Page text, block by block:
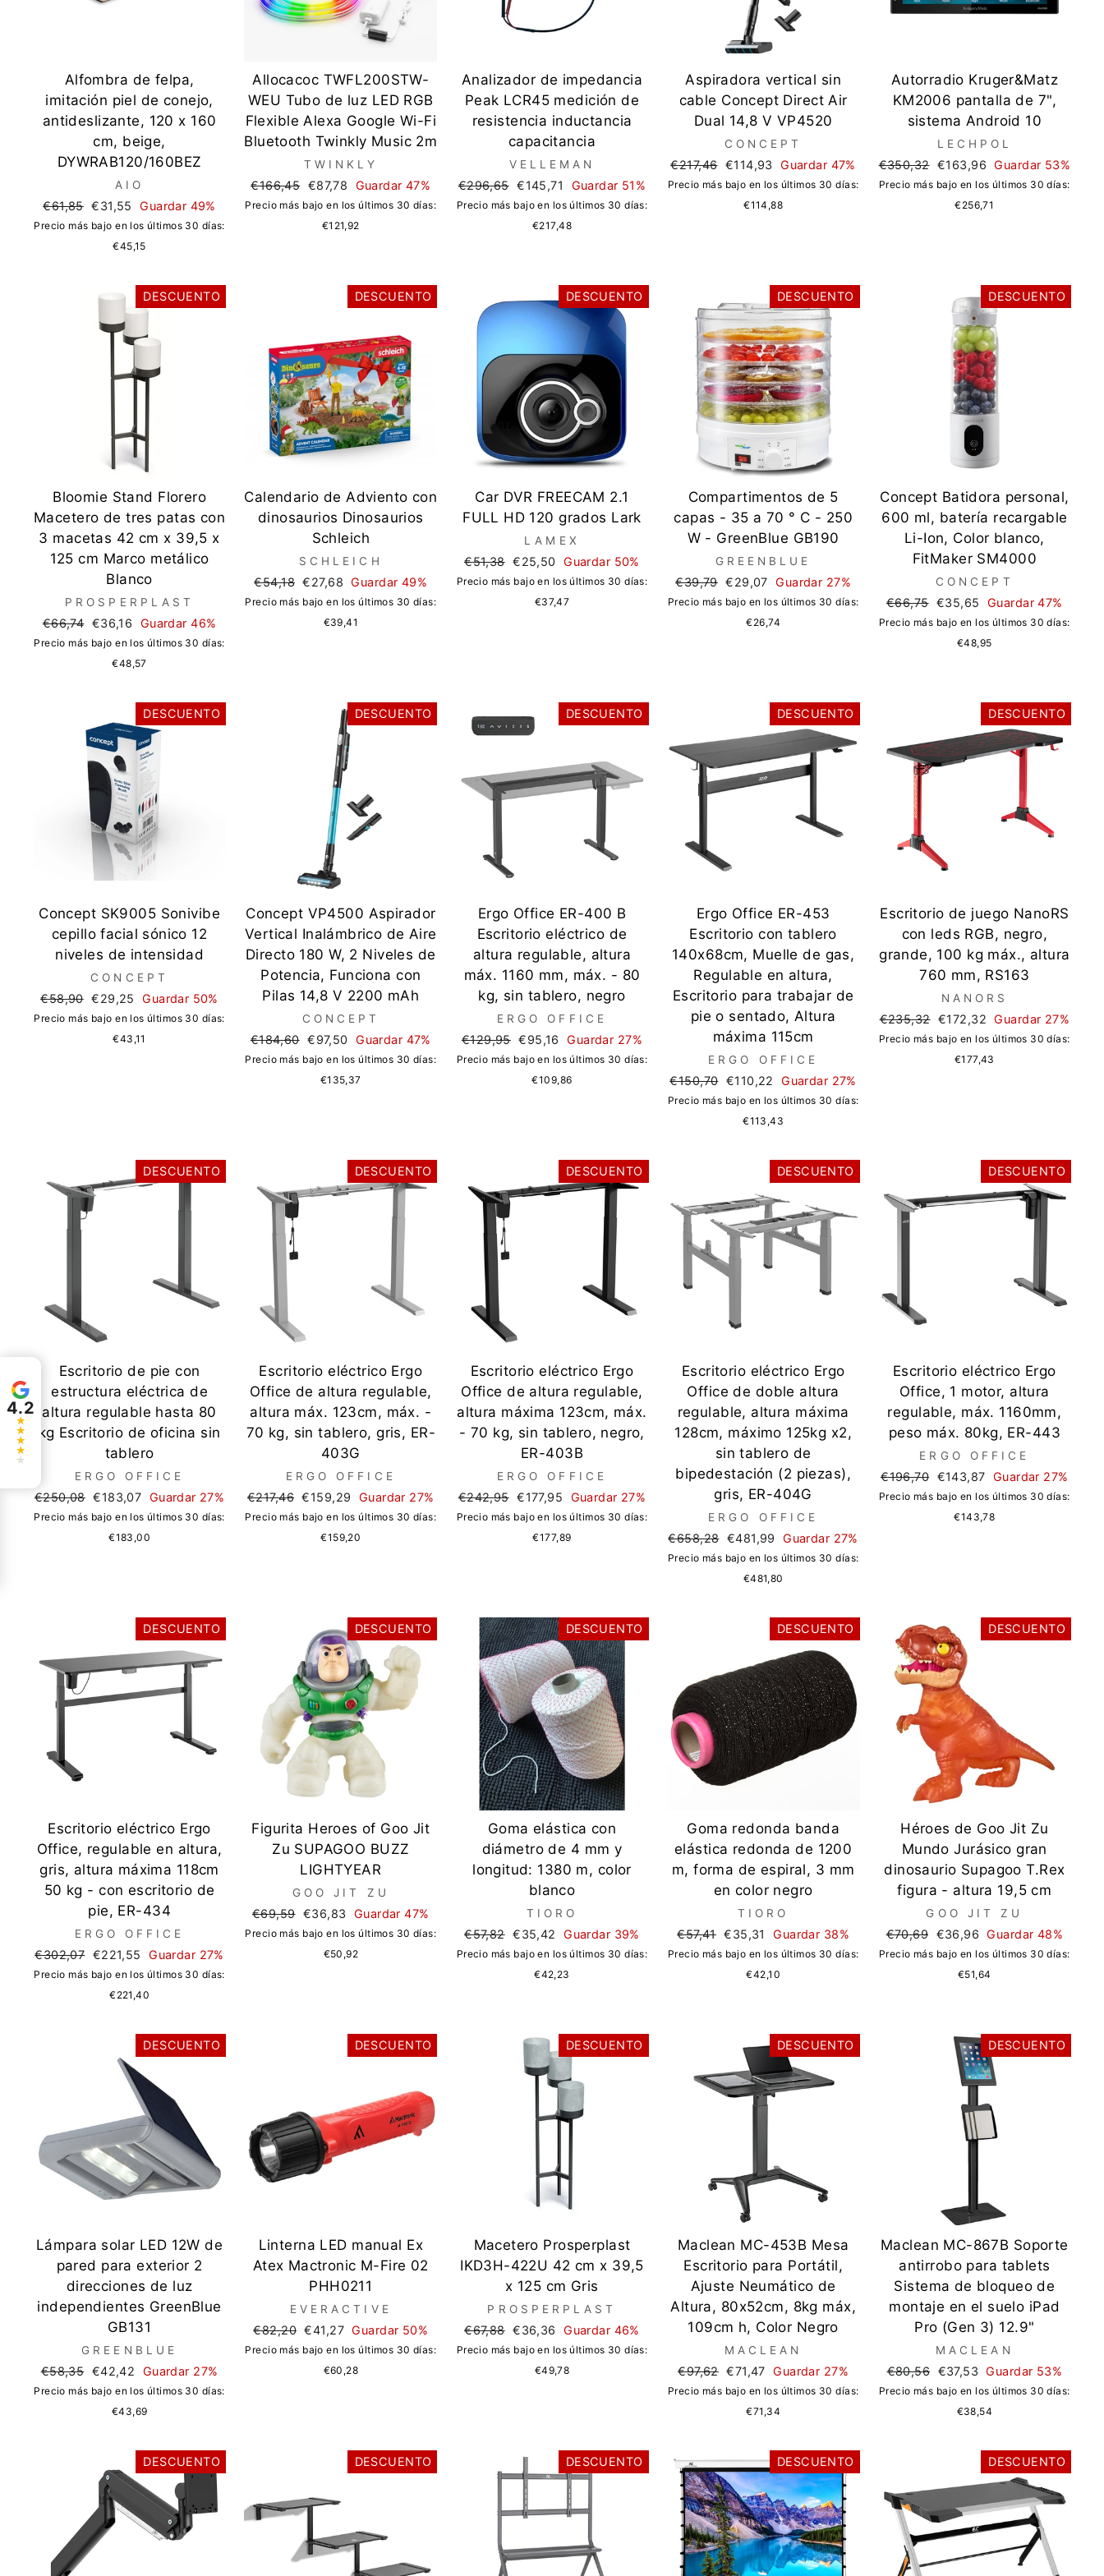
Alfombra de felpa,
imitación piel de conejo,
antideslizante, 120 x 160
cm, beige,
DYWRAB120/160BEZ
AIO
Precio
regular
€61,85 Precio
de
oferta
€31,55 Guardar 49%
Precio más bajo en los últimos 30 días:
€45,15
Allocacoc TWFL200STW-
WEU Tubo de luz LED RGB
Flexible Alexa Google Wi-Fi
Bluetooth Twinkly Music 2m
TWINKLY
Precio
regular
€166,45 Precio
de
oferta
€87,78 Guardar 47%
Precio más bajo en los últimos 30 días:
€121,92
Analizador de impedancia
Peak LCR45 medición de
resistencia inductancia
capacitancia
VELLEMAN
Precio
regular
€296,65 Precio
de
oferta
€145,71 Guardar 51%
Precio más bajo en los últimos 30 días:
€217,48
Aspiradora vertical sin
cable Concept Direct Air
Dual 14,8 V VP4520
CONCEPT
Precio
regular
€217,46 Precio
de
oferta
€114,93 Guardar 47%
Precio más bajo en los últimos 30 días:
€114,88
Autorradio Kruger&Matz
KM2006 pantalla de 7",
sistema Android 10
LECHPOL
Precio
regular
€350,32 Precio
de
oferta
€163,96 Guardar 53%
Precio más bajo en los últimos 30 días:
€256,71
DESCUENTO
Bloomie Stand Florero
Macetero de tres patas con
3 macetas 42 cm x 39,5 x
125 cm Marco metálico
Blanco
PROSPERPLAST
Precio
regular
€66,74 Precio
de
oferta
€36,16 Guardar 46%
Precio más bajo en los últimos 30 días:
€48,57
DESCUENTO
Calendario de Adviento con
dinosaurios Dinosaurios
Schleich
SCHLEICH
Precio
regular
€54,18 Precio
de
oferta
€27,68 Guardar 49%
Precio más bajo en los últimos 30 días:
€39,41
DESCUENTO
Car DVR FREECAM 2.1
FULL HD 120 grados Lark
LAMEX
Precio
regular
€51,38 Precio
de
oferta
€25,50 Guardar 50%
Precio más bajo en los últimos 30 días:
€37,47
DESCUENTO
Compartimentos de 5
capas - 35 a 70 ° C - 250
W - GreenBlue GB190
GREENBLUE
Precio
regular
€39,79 Precio
de
oferta
€29,07 Guardar 27%
Precio más bajo en los últimos 30 días:
€26,74
DESCUENTO
Concept Batidora personal,
600 ml, batería recargable
Li-Ion, Color blanco,
FitMaker SM4000
CONCEPT
Precio
regular
€66,75 Precio
de
oferta
€35,65 Guardar 47%
Precio más bajo en los últimos 30 días:
€48,95
DESCUENTO
Concept SK9005 Sonivibe
cepillo facial sónico 12
niveles de intensidad
CONCEPT
Precio
regular
€58,90 Precio
de
oferta
€29,25 Guardar 50%
Precio más bajo en los últimos 30 días:
€43,11
DESCUENTO
Concept VP4500 Aspirador
Vertical Inalámbrico de Aire
Directo 180 W, 2 Niveles de
Potencia, Funciona con
Pilas 14,8 V 2200 mAh
CONCEPT
Precio
regular
€184,60 Precio
de
oferta
€97,50 Guardar 47%
Precio más bajo en los últimos 30 días:
€135,37
DESCUENTO
Ergo Office ER-400 B
Escritorio eléctrico de
altura regulable, altura
máx. 1160 mm, máx. - 80
kg, sin tablero, negro
ERGO OFFICE
Precio
regular
€129,95 Precio
de
oferta
€95,16 Guardar 27%
Precio más bajo en los últimos 30 días:
€109,86
DESCUENTO
Ergo Office ER-453
Escritorio con tablero
140x68cm, Muelle de gas,
Regulable en altura,
Escritorio para trabajar de
pie o sentado, Altura
máxima 115cm
ERGO OFFICE
Precio
regular
€150,70 Precio
de
oferta
€110,22 Guardar 27%
Precio más bajo en los últimos 30 días:
€113,43
DESCUENTO
Escritorio de juego NanoRS
con leds RGB, negro,
grande, 100 kg máx., altura
760 mm, RS163
NANORS
Precio
regular
€235,32 Precio
de
oferta
€172,32 Guardar 27%
Precio más bajo en los últimos 30 días:
€177,43
DESCUENTO
Escritorio de pie con
estructura eléctrica de
altura regulable hasta 80
kg Escritorio de oficina sin
tablero
ERGO OFFICE
Precio
regular
€250,08 Precio
de
oferta
€183,07 Guardar 27%
Precio más bajo en los últimos 30 días:
€183,00
DESCUENTO
Escritorio eléctrico Ergo
Office de altura regulable,
altura máx. 123cm, máx. -
70 kg, sin tablero, gris, ER-
403G
ERGO OFFICE
Precio
regular
€217,46 Precio
de
oferta
€159,29 Guardar 27%
Precio más bajo en los últimos 30 días:
€159,20
DESCUENTO
Escritorio eléctrico Ergo
Office de altura regulable,
altura máxima 123cm, máx.
- 70 kg, sin tablero, negro,
ER-403B
ERGO OFFICE
Precio
regular
€242,95 Precio
de
oferta
€177,95 Guardar 27%
Precio más bajo en los últimos 30 días:
€177,89
DESCUENTO
Escritorio eléctrico Ergo
Office de doble altura
regulable, altura máxima
128cm, máximo 125kg x2,
sin tablero de
bipedestación (2 piezas),
gris, ER-404G
ERGO OFFICE
Precio
regular
€658,28 Precio
de
oferta
€481,99 Guardar 27%
Precio más bajo en los últimos 30 días:
€481,80
DESCUENTO
Escritorio eléctrico Ergo
Office, 1 motor, altura
regulable, máx. 1160mm,
peso máx. 80kg, ER-443
ERGO OFFICE
Precio
regular
€196,70 Precio
de
oferta
€143,87 Guardar 27%
Precio más bajo en los últimos 30 días:
€143,78
DESCUENTO
Escritorio eléctrico Ergo
Office, regulable en altura,
gris, altura máxima 118cm
50 kg - con escritorio de
pie, ER-434
ERGO OFFICE
Precio
regular
€302,07 Precio
de
oferta
€221,55 Guardar 27%
Precio más bajo en los últimos 30 días:
€221,40
DESCUENTO
Figurita Heroes of Goo Jit
Zu SUPAGOO BUZZ
LIGHTYEAR
GOO JIT ZU
Precio
regular
€69,59 Precio
de
oferta
€36,83 Guardar 47%
Precio más bajo en los últimos 30 días:
€50,92
DESCUENTO
Goma elástica con
diámetro de 4 mm y
longitud: 1380 m, color
blanco
TIORO
Precio
regular
€57,82 Precio
de
oferta
€35,42 Guardar 39%
Precio más bajo en los últimos 30 días:
€42,23
DESCUENTO
Goma redonda banda
elástica redonda de 1200
m, forma de espiral, 3 mm
en color negro
TIORO
Precio
regular
€57,41 Precio
de
oferta
€35,31 Guardar 38%
Precio más bajo en los últimos 30 días:
€42,10
DESCUENTO
Héroes de Goo Jit Zu
Mundo Jurásico gran
dinosaurio Supagoo T.Rex
figura - altura 19,5 cm
GOO JIT ZU
Precio
regular
€70,69 Precio
de
oferta
€36,96 Guardar 48%
Precio más bajo en los últimos 30 días:
€51,64
DESCUENTO
Lámpara solar LED 12W de
pared para exterior 2
direcciones de luz
independientes GreenBlue
GB131
GREENBLUE
Precio
regular
€58,35 Precio
de
oferta
€42,42 Guardar 27%
Precio más bajo en los últimos 30 días:
€43,69
DESCUENTO
Linterna LED manual Ex
Atex Mactronic M-Fire 02
PHH0211
EVERACTIVE
Precio
regular
€82,20 Precio
de
oferta
€41,27 Guardar 50%
Precio más bajo en los últimos 30 días:
€60,28
DESCUENTO
Macetero Prosperplast
IKD3H-422U 42 cm x 39,5
x 125 cm Gris
PROSPERPLAST
Precio
regular
€67,88 Precio
de
oferta
€36,36 Guardar 46%
Precio más bajo en los últimos 30 días:
€49,78
DESCUENTO
Maclean MC-453B Mesa
Escritorio para Portátil,
Ajuste Neumático de
Altura, 80x52cm, 8kg máx,
109cm h, Color Negro
MACLEAN
Precio
regular
€97,62 Precio
de
oferta
€71,47 Guardar 27%
Precio más bajo en los últimos 30 días:
€71,34
DESCUENTO
Maclean MC-867B Soporte
antirrobo para tablets
Sistema de bloqueo de
montaje en el suelo iPad
Pro (Gen 3) 12.9"
MACLEAN
Precio
regular
€80,56 Precio
de
oferta
€37,53 Guardar 53%
Precio más bajo en los últimos 30 días:
€38,54
DESCUENTO DESCUENTO DESCUENTO DESCUENTO DESCUENTO
4.2